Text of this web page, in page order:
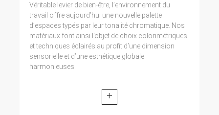
Véritable levier de bien-être, l’environnement du
travail offre aujourd’hui une nouvelle palette
d’espaces typés par leur tonalité chromatique. Nos
matériaux font ainsi l’objet de choix colorimétriques
et techniques éclairés au profit d’une dimension
sensorielle et d’une esthétique globale
harmonieuses.
+